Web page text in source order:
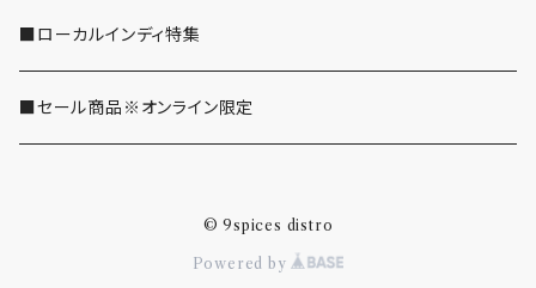
・OTHER(LOUD/JUNK/RAP/ etc...)
■ローカルインディ特集
■セール商品※オンライン限定
© 9spices distro
Powered by